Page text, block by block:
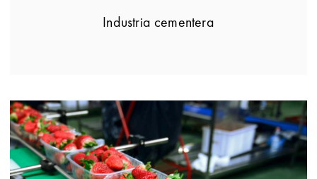
Industria cementera